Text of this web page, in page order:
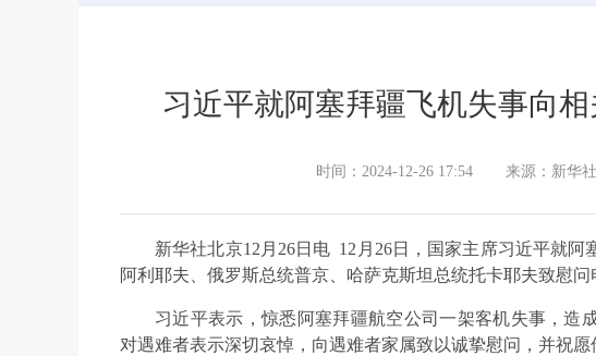
习近平就阿塞拜疆飞机失事向
时间：2024-12-26 17:54 来源：新华社
新华社北京12月26日电 12月26日，国家主席习近平就
阿利耶夫、俄罗斯总统普京、哈萨克斯坦总统托卡耶夫致慰问
习近平表示，惊悉阿塞拜疆航空公司一架客机失事，造
对遇难者表示深切哀悼，向遇难者家属致以诚挚慰问，并祝愿